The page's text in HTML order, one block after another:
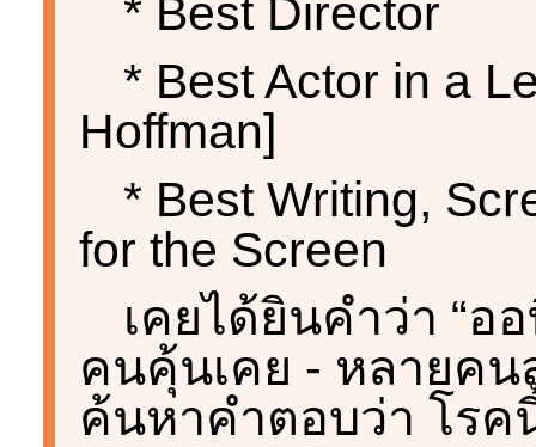
* Best Director
* Best Actor in a
Hoffman]
* Best Writing,
for the Screen
เคยได้ยินคำว่า “อ
คนคุ้นเคย - หลายคน
ค้นหาคำตอบว่า โรค